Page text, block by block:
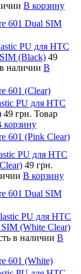
В корзину
601 Dual SIM
PU для HTC
(Black) 49
наличии В
601 (Clear)
PU для HTC
49 грн. Товар
корзину
601 (Pink Clear)
PU для HTC
49 грн.
В корзину
601 Dual SIM
PU для HTC
(White Clear)
в наличии В
601 (White)